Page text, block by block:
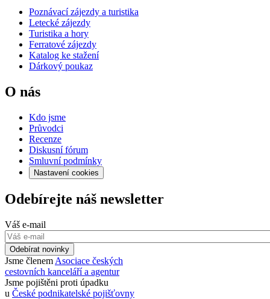
Poznávací zájezdy a turistika
Letecké zájezdy
Turistika a hory
Ferratové zájezdy
Katalog ke stažení
Dárkový poukaz
O nás
Kdo jsme
Průvodci
Recenze
Diskusní fórum
Smluvní podmínky
Nastavení cookies
Odebírejte náš newsletter
Váš e-mail
Odebírat novinky
Jsme členem Asociace českých
cestovních kanceláří a agentur
Jsme pojištěni proti úpadku
u České podnikatelské pojišťovny